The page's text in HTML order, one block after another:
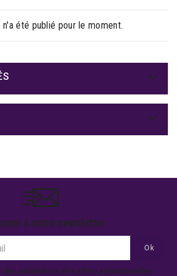
n'a été publié pour le moment.


à notre newsletter
des actualités ou des offres promotionnelles